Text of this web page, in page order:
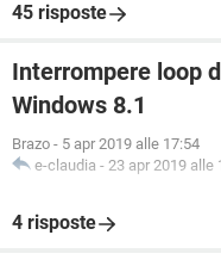
45 risposte
Interrompere loop
Windows 8.1
Brazo - 5 apr 2019 alle 17:54
e-claudia - 23 apr 2019 alle
4 risposte